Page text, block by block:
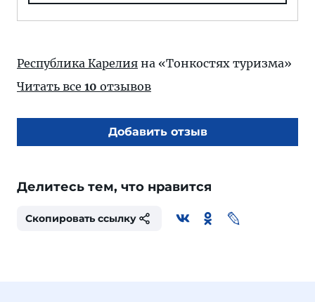
Республика Карелия на «Тонкостях туризма»
Читать все 10 отзывов
Добавить отзыв
Делитесь тем, что нравится
Скопировать ссылку